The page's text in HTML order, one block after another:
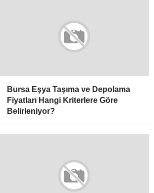
Bursa Eşya Taşıma ve Depolama
Fiyatları Hangi Kriterlere Göre
Belirleniyor?